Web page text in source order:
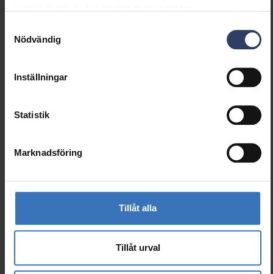
Nödvändig
Inställningar
Statistik
Marknadsföring
Tillåt alla
Tillåt urval
HomeKit
Assistant
Spänningstyp
AC
Märkspänning till (V)
240 V
Drivdon
LED-drivdon